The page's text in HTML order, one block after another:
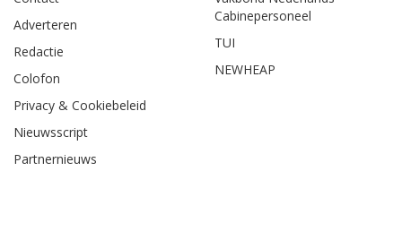
Adverteren
Redactie
Colofon
Privacy & Cookiebeleid
Nieuwsscript
Partnernieuws
Cabinepersoneel
TUI
NEWHEAP